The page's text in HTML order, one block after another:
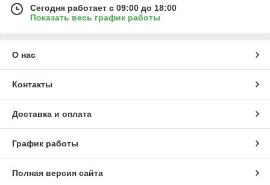
Сегодня работает с 09:00 до 18:00
Показать весь график работы
О нас
Контакты
Доставка и оплата
График работы
Полная версия сайта